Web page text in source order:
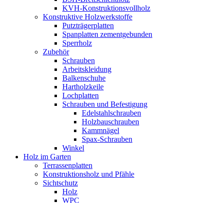
KVH-Konstruktionsvollholz
Konstruktive Holzwerkstoffe
Putzträgerplatten
Spanplatten zementgebunden
Sperrholz
Zubehör
Schrauben
Arbeitskleidung
Balkenschuhe
Hartholzkeile
Lochplatten
Schrauben und Befestigung
Edelstahlschrauben
Holzbauschrauben
Kammnägel
Spax-Schrauben
Winkel
Holz im Garten
Terrassenplatten
Konstruktionsholz und Pfähle
Sichtschutz
Holz
WPC